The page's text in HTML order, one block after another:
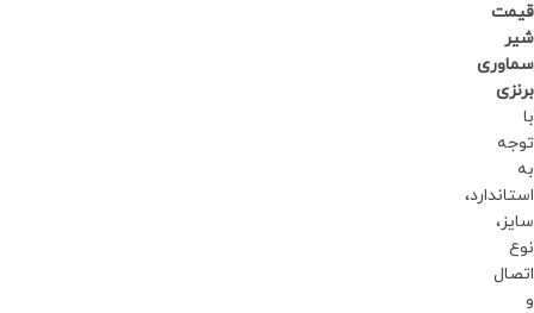
قیمت
شیر
سماوری
برنزی
با
توجه
به
استاندارد،
سایز،
نوع
اتصال
و